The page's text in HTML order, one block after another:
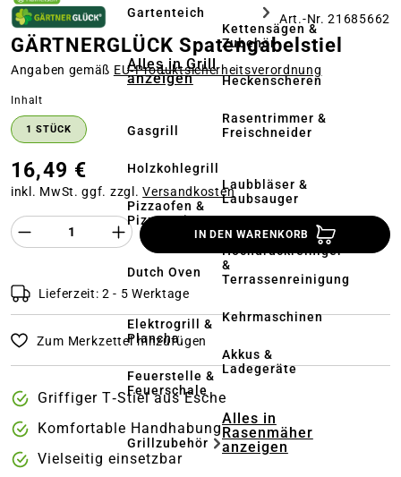
Gartenteich
Alles in Grill
anzeigen
Gasgrill
Holzkohlegrill
Pizzaofen &
Pizzastein
Dutch Oven
Elektrogrill &
Plancha
Feuerstelle &
Feuerschale
Grillzubehör
Kettensägen &
Zubehör
Heckenscheren
Rasentrimmer &
Freischneider
Laubbläser &
Laubsauger
Hochdruckreiniger
&
Terrassenreinigung
Kehrmaschinen
Akkus &
Ladegeräte
Alles in
Rasenmäher
anzeigen
Art.-Nr. 21685662
GÄRTNERGLÜCK Spatengabelstiel
Angaben gemäß EU‑Produktsicherheitsverordnung
Inhalt
1 STÜCK
16,49 €
inkl. MwSt. ggf. zzgl.Versandkosten
Produkt Anzahl des Produktes
IN DEN WARENKORB
Lieferzeit: 2 - 5 Werktage
Zum Merkzettel hinzufügen
Griffiger T‑Stiel aus Esche
Komfortable Handhabung
Vielseitig einsetzbar